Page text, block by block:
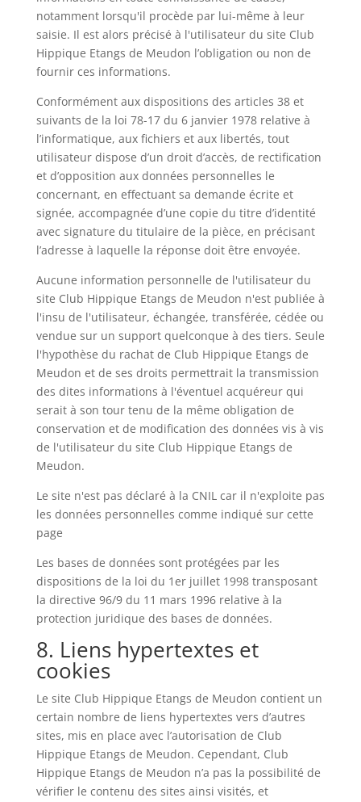
notamment lorsqu'il procède par lui-même à leur
saisie. Il est alors précisé à l'utilisateur du site Club
Hippique Etangs de Meudon l’obligation ou non de
fournir ces informations.
Conformément aux dispositions des articles 38 et
suivants de la loi 78-17 du 6 janvier 1978 relative à
l’informatique, aux fichiers et aux libertés, tout
utilisateur dispose d’un droit d’accès, de rectification
et d’opposition aux données personnelles le
concernant, en effectuant sa demande écrite et
signée, accompagnée d’une copie du titre d’identité
avec signature du titulaire de la pièce, en précisant
l’adresse à laquelle la réponse doit être envoyée.
Aucune information personnelle de l'utilisateur du
site Club Hippique Etangs de Meudon n'est publiée à
l'insu de l'utilisateur, échangée, transférée, cédée ou
vendue sur un support quelconque à des tiers. Seule
l'hypothèse du rachat de Club Hippique Etangs de
Meudon et de ses droits permettrait la transmission
des dites informations à l'éventuel acquéreur qui
serait à son tour tenu de la même obligation de
conservation et de modification des données vis à vis
de l'utilisateur du site Club Hippique Etangs de
Meudon.
Le site n'est pas déclaré à la CNIL car il n'exploite pas
les données personnelles comme indiqué sur cette
page
Les bases de données sont protégées par les
dispositions de la loi du 1er juillet 1998 transposant
la directive 96/9 du 11 mars 1996 relative à la
protection juridique des bases de données.
8. Liens hypertextes et
cookies
Le site Club Hippique Etangs de Meudon contient un
certain nombre de liens hypertextes vers d’autres
sites, mis en place avec l’autorisation de Club
Hippique Etangs de Meudon. Cependant, Club
Hippique Etangs de Meudon n’a pas la possibilité de
vérifier le contenu des sites ainsi visités, et